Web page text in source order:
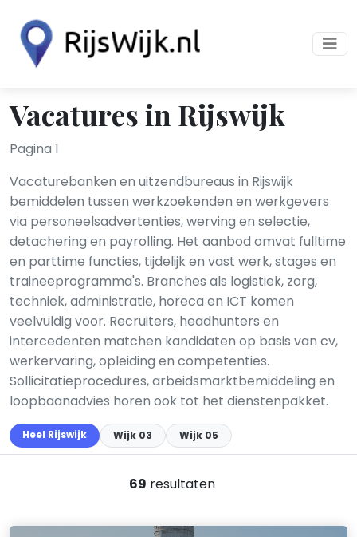
Vacatures in Rijswijk
Pagina 1
Vacaturebanken en uitzendbureaus in Rijswijk
bemiddelen tussen werkzoekenden en werkgevers
via personeelsadvertenties, werving en selectie,
detachering en payrolling. Het aanbod omvat fulltime
en parttime functies, tijdelijk en vast werk, stages en
traineeprogramma's. Branches als logistiek, zorg,
techniek, administratie, horeca en ICT komen
veelvuldig voor. Recruiters, headhunters en
intercedenten matchen kandidaten op basis van cv,
werkervaring, opleiding en competenties.
Sollicitatieprocedures, arbeidsmarktbemiddeling en
loopbaanadvies horen ook tot het dienstenpakket.
Heel Rijswijk Wijk 03 Wijk 05
69 resultaten